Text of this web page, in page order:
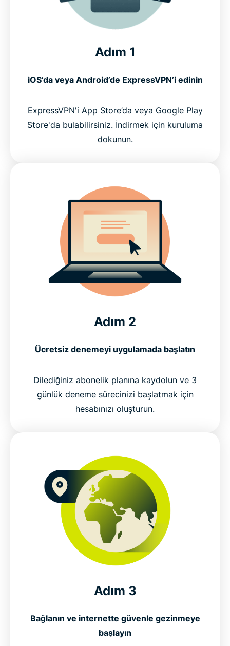
Adım 1
iOS’da veya Android’de ExpressVPN’i edinin
ExpressVPN'i App Store’da veya Google Play
Store'da bulabilirsiniz. İndirmek için kuruluma
dokunun.
Adım 2
Ücretsiz denemeyi uygulamada başlatın
Dilediğiniz abonelik planına kaydolun ve 3
günlük deneme sürecinizi başlatmak için
hesabınızı oluşturun.
Adım 3
Bağlanın ve internette güvenle gezinmeye
başlayın